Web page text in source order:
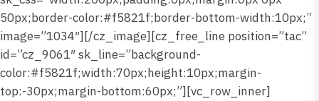
50px;border-color:#f5821f;border-bottom-width:10px;”
image=”1034″][/cz_image][cz_free_line position=”tac”
id=”cz_9061″ sk_line=”background-
color:#f5821f;width:70px;height:10px;margin-
top:-30px;margin-bottom:60px;”][vc_row_inner]